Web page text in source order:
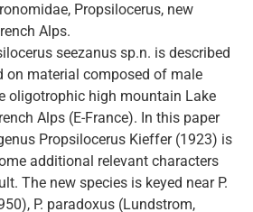
Propsilocerus, new
Alps.
seezanus sp.n. is described
on material composed of male
oligotrophic high mountain Lake
Alps (E-France). In this paper
Propsilocerus Kieffer (1923) is
additional relevant characters
The new species is keyed near P.
P. paradoxus (Lundstrom,